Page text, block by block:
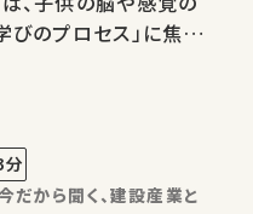
びのプロセス」に焦点
お気に入りの講義・
などでシェアを…
分
だから聞く、建設産業と